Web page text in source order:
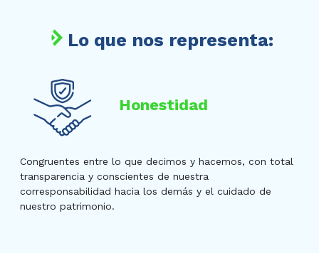
Lo que nos representa:
Honestidad
Congruentes entre lo que decimos y hacemos, con total
transparencia y conscientes de nuestra
corresponsabilidad hacia los demás y el cuidado de
nuestro patrimonio.